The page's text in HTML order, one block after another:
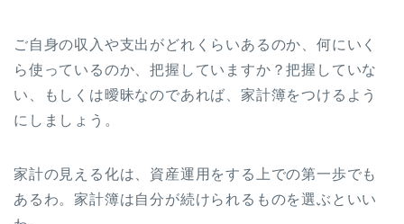
ご自身の収入や支出がどれくらいあるのか、何にいく
ら使っているのか、把握していますか？把握していな
い、もしくは曖昧なのであれば、家計簿をつけるよう
にしましょう。
家計の見える化は、資産運用をする上での第一歩でも
あるわ。家計簿は自分が続けられるものを選ぶといい